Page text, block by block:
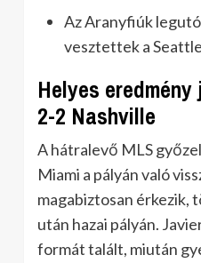
Az Aranyfiúk
vesztettek a
Helyes
2-2 Nashville
A hátralevő MLS
Miami a pályán való
magabiztosan érkezik,
után hazai pályán.
formát talált, miután